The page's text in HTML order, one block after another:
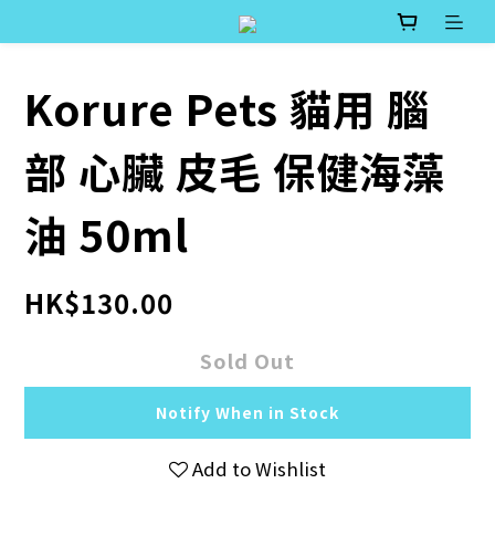
Korure Pets 貓用 腦
部 心臟 皮毛 保健海藻
油 50ml
HK$130.00
Sold Out
Notify When in Stock
Add to Wishlist